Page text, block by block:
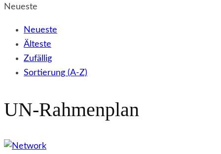
Neueste
Neueste
Älteste
Zufällig
Sortierung (A-Z)
UN-Rahmenplan